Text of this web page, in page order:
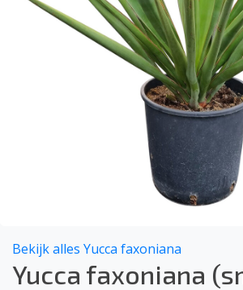
Bekijk alles Yucca faxoniana
Yucca faxoniana